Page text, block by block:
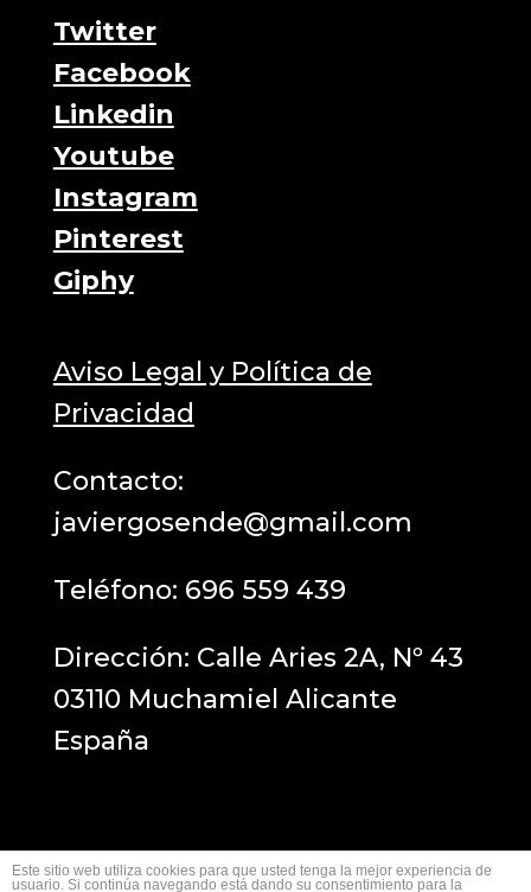
Twitter
Facebook
Linkedin
Youtube
Instagram
Pinterest
Giphy
Aviso Legal y Política de
Privacidad
Contacto:
javiergosende@gmail.com
Teléfono: 696 559 439
Dirección: Calle Aries 2A, Nº 43
03110 Muchamiel Alicante
España
Este sitio web utiliza cookies para que usted tenga la mejor experiencia de
usuario. Si continúa navegando está dando su consentimiento para la